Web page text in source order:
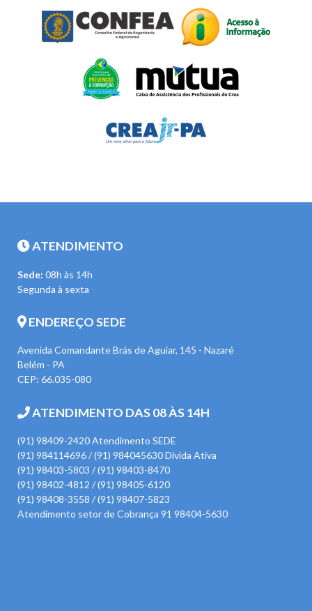
ATENDIMENTO
Sede: 08h às 14h
Segunda à sexta
ENDEREÇO SEDE
Avenida Comandante Brás de Aguiar, 145 - Nazaré
Belém - PA
CEP: 66.035-080
ATENDIMENTO DAS 08 ÀS 14H
(91) 98409-2420 Atendimento SEDE
(91) 984114696 / (91) 984045630 Divida Ativa
(91) 98403-5803 / (91) 98403-8470
(91) 98402-4812 / (91) 98405-6120
(91) 98408-3558 / (91) 98407-5823
Atendimento setor de Cobrança 91 98404-5630